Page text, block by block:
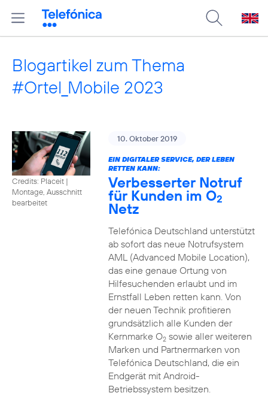
Blogartikel zum Thema
#Ortel_Mobile 2023
Credits: Placeit |
Montage, Ausschnitt
bearbeitet
10. Oktober 2019
EIN DIGITALER SERVICE, DER LEBEN
RETTEN KANN:
Verbesserter Notruf
für Kunden im O2
Netz
Telefónica Deutschland unterstützt
ab sofort das neue Notrufsystem
AML (Advanced Mobile Location),
das eine genaue Ortung von
Hilfesuchenden erlaubt und im
Ernstfall Leben retten kann. Von
der neuen Technik profitieren
grundsätzlich alle Kunden der
Kernmarke O2sowie aller weiteren
Marken und Partnermarken von
Telefónica Deutschland, die ein
Endgerät mit Android-
Betriebssystem besitzen.